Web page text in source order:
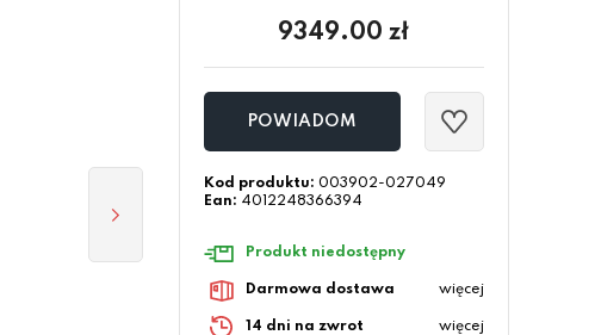
9349.00 zł
POWIADOM
Kod produktu: 003902-027049
Ean: 4012248366394
Produkt niedostępny
Darmowa dostawa więcej
14 dni na zwrot więcej